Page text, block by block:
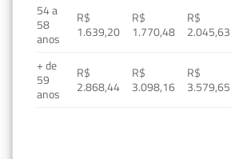
54 a
58
anos
R$
1.639,20
R$
1.770,48
R$
2.045,63
+ de
59
anos
R$
2.868,44
R$
3.098,16
R$
3.579,65